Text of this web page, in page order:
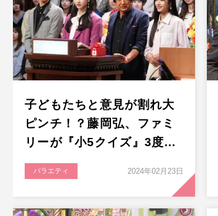
子どもたちと意見が割れ大
ピンチ！？藤岡弘、ファミ
リーが『小5クイズ』3度…
バラエティ 2024年02月23日